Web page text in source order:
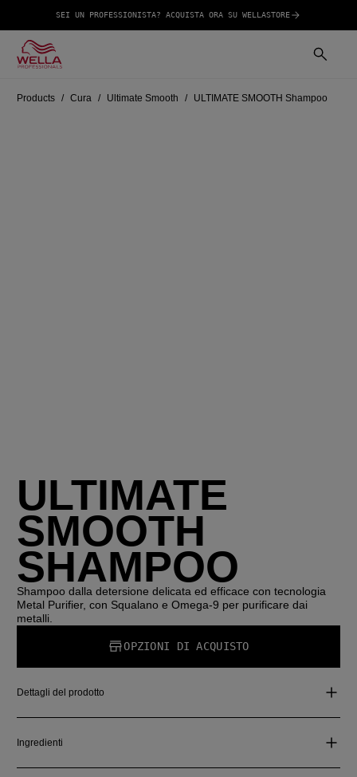
SEI UN PROFESSIONISTA? ACQUISTA ORA SU WELLASTORE
Products Cura Ultimate Smooth ULTIMATE SMOOTH Shampoo
ULTIMATE
SMOOTH
SHAMPOO
Shampoo dalla detersione delicata ed efficace con tecnologia
Metal Purifier, con Squalano e Omega‑9 per purificare dai
metalli.
OPZIONI DI ACQUISTO
Dettagli del prodotto
Ingredienti